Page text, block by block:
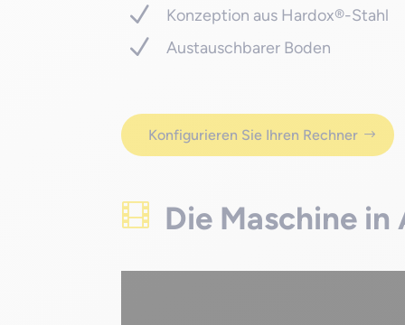
Konzeption aus Hardox®-Stahl
Austauschbarer Boden
Konfigurieren Sie Ihren Rechner
 Die Maschine in